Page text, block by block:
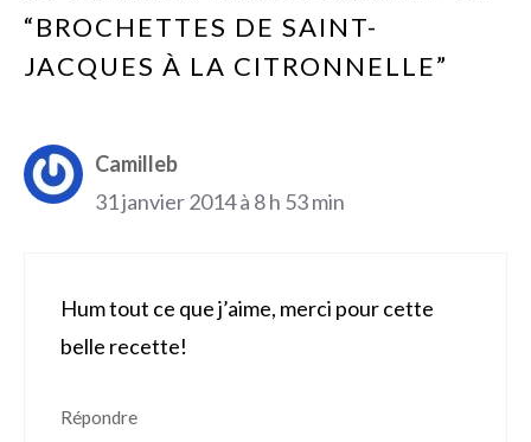
“BROCHETTES DE SAINT-
JACQUES À LA CITRONNELLE”
Camilleb
31 janvier 2014 à 8 h 53 min
Hum tout ce que j’aime, merci pour cette
belle recette!
Répondre